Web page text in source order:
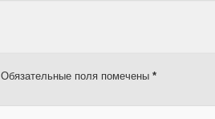
Обязательные поля помечены *